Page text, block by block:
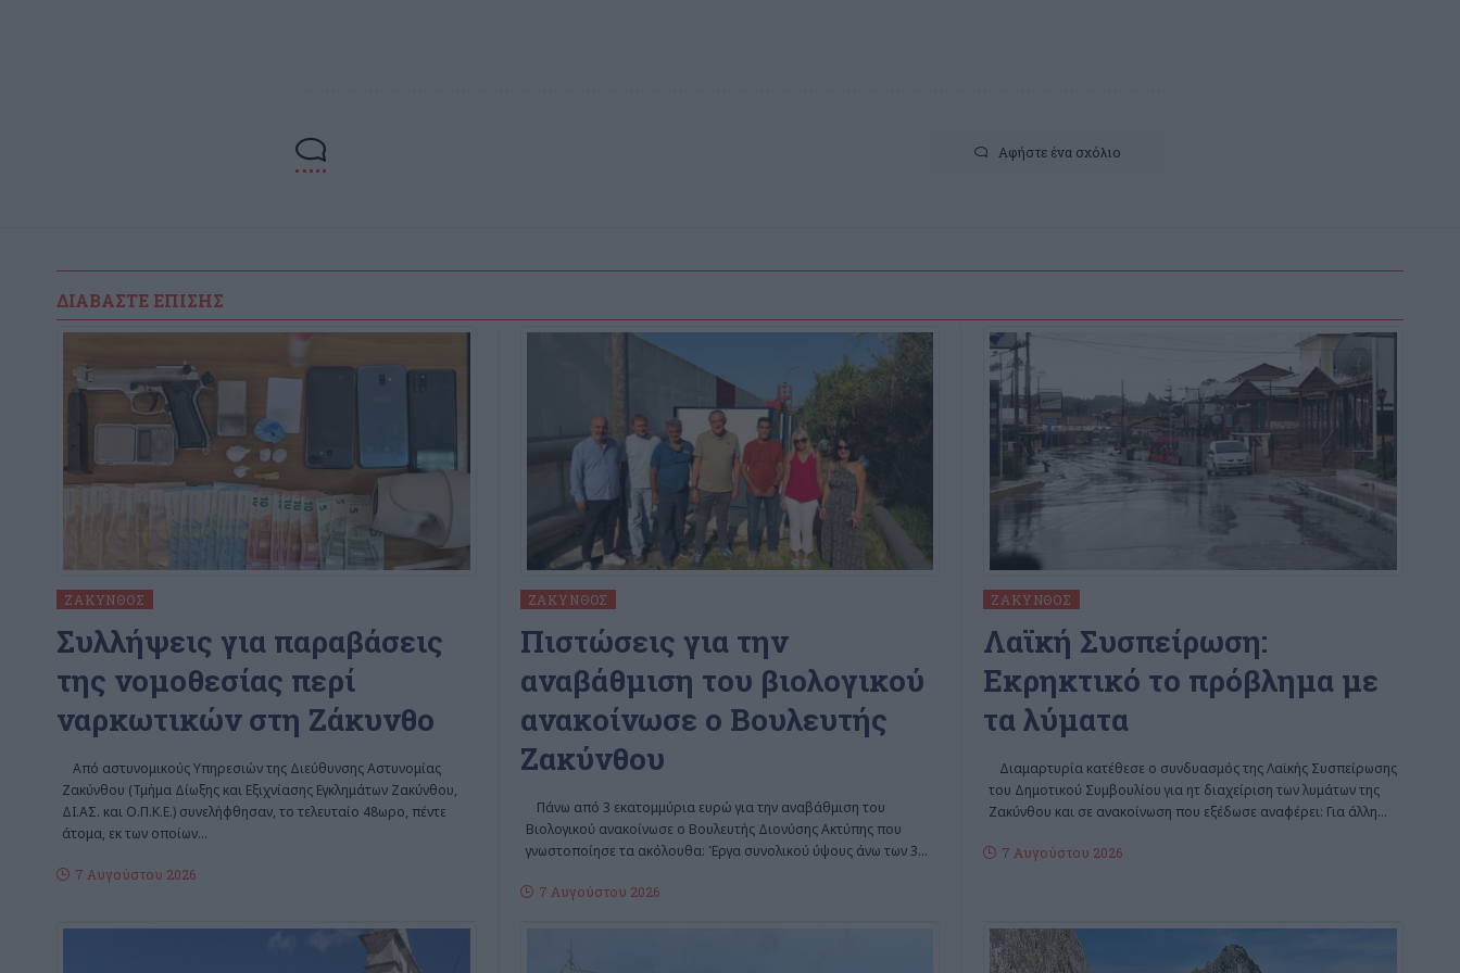
Αφήστε ένα σχόλιο
ΔΙΑΒΆΣΤΕ ΕΠΊΣΗΣ
ΖΆΚΥΝΘΟΣ
Συλλήψεις για παραβάσεις
της νομοθεσίας περί
ναρκωτικών στη Ζάκυνθο
Από αστυνομικούς Υπηρεσιών της Διεύθυνσης Αστυνομίας
Ζακύνθου (Τμήμα Δίωξης και Εξιχνίασης Εγκλημάτων Ζακύνθου,
ΔΙ.ΑΣ. και Ο.Π.Κ.Ε.) συνελήφθησαν, το τελευταίο 48ωρο, πέντε
άτομα, εκ των οποίων…
7 Αυγούστου 2026
ΖΆΚΥΝΘΟΣ
Πιστώσεις για την
αναβάθμιση του βιολογικού
ανακοίνωσε ο Βουλευτής
Ζακύνθου
Πάνω από 3 εκατομμύρια ευρώ για την αναβάθμιση του
Βιολογικού ανακοίνωσε ο Βουλευτής Διονύσης Ακτύπης που
γνωστοποίησε τα ακόλουθα: Έργα συνολικού ύψους άνω των 3…
7 Αυγούστου 2026
ΖΆΚΥΝΘΟΣ
Λαϊκή Συσπείρωση:
Εκρηκτικό το πρόβλημα με
τα λύματα
Διαμαρτυρία κατέθεσε ο συνδυασμός της Λαϊκής Συσπείρωσης
του Δημοτικού Συμβουλίου για ητ διαχείριση των λυμάτων της
Ζακύνθου και σε ανακοίνωση που εξέδωσε αναφέρει: Για άλλη…
7 Αυγούστου 2026